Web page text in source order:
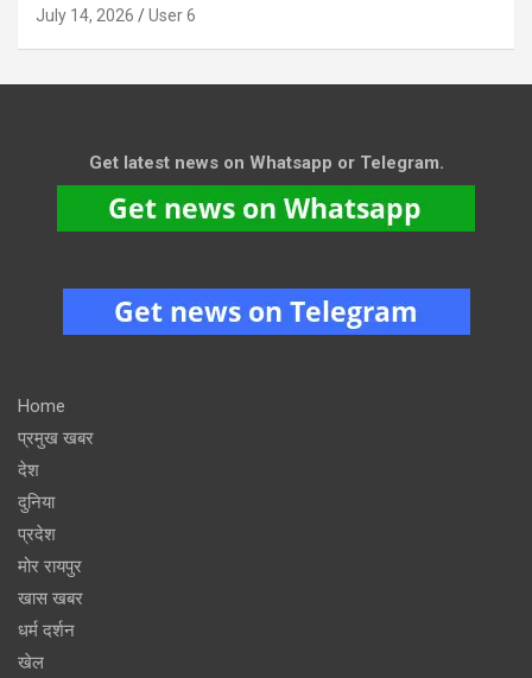
July 14, 2026 User 6
Get latest news on Whatsapp or Telegram.
Home
प्रमुख खबर
देश
दुनिया
प्रदेश
मोर रायपुर
खास खबर
धर्म दर्शन
खेल